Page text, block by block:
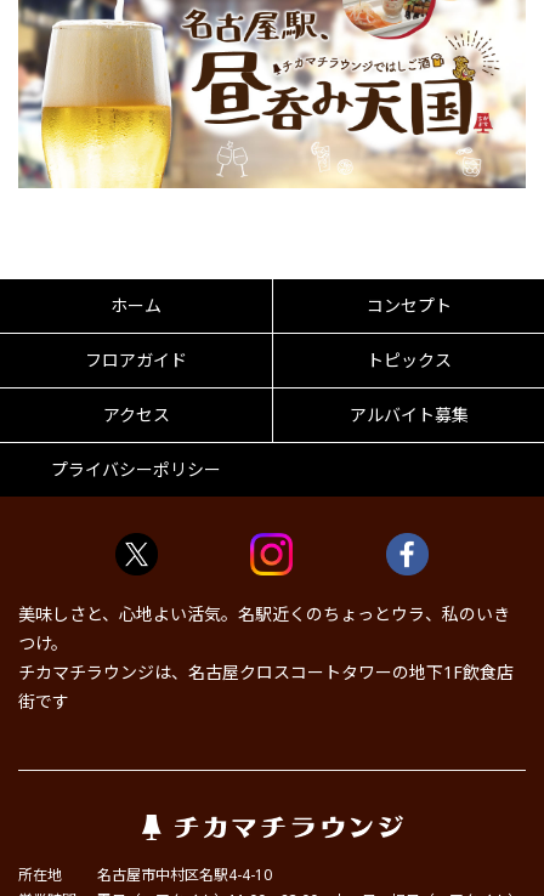
ホーム コンセプト
フロアガイド トピックス
アクセス アルバイト募集
プライバシーポリシー
美味しさと、心地よい活気。名駅近くのちょっとウラ、私のいき
つけ。
チカマチラウンジは、名古屋クロスコートタワーの地下1F飲食店
街です
所在地
名古屋市中村区名駅4-4-10